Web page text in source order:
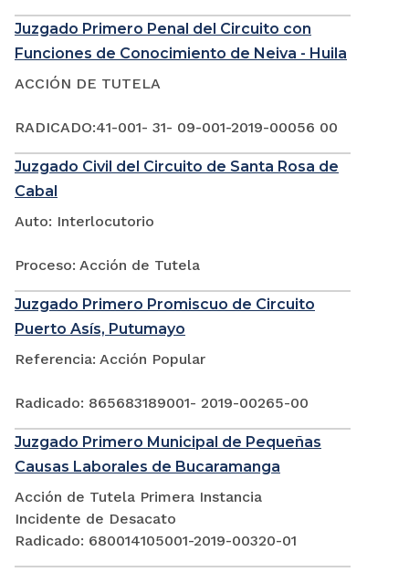
Juzgado Primero Penal del Circuito con
Funciones de Conocimiento de Neiva - Huila
ACCIÓN DE TUTELA
RADICADO:41-001- 31- 09-001-2019-00056 00
Juzgado Civil del Circuito de Santa Rosa de
Cabal
Auto: Interlocutorio
Proceso: Acción de Tutela
Juzgado Primero Promiscuo de Circuito
Puerto Asís, Putumayo
Referencia: Acción Popular
Radicado: 865683189001- 2019-00265-00
Juzgado Primero Municipal de Pequeñas
Causas Laborales de Bucaramanga
Acción de Tutela Primera Instancia
Incidente de Desacato
Radicado: 680014105001-2019-00320-01